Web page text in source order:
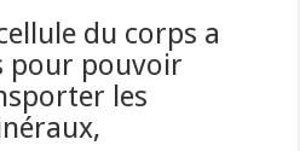
du corps a
pour pouvoir
les